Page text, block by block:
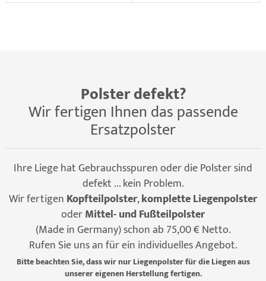
Polster defekt?
Wir fertigen Ihnen das passende
Ersatzpolster
Ihre Liege hat Gebrauchsspuren oder die Polster sind
defekt ... kein Problem.
Wir fertigen Kopfteilpolster,komplette Liegenpolster
oderMittel- und Fußteilpolster
(Made in Germany) schon ab 75,00 € Netto.
Rufen Sie uns an für ein individuelles Angebot.
Bitte beachten Sie, dass wir nur Liegenpolster für die Liegen aus
unserer eigenen Herstellung fertigen.